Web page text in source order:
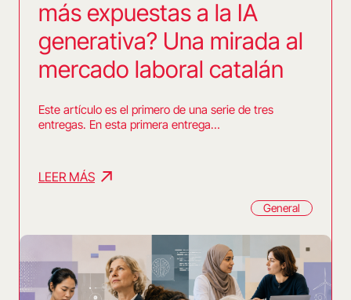
más expuestas a la IA
generativa? Una mirada al
mercado laboral catalán
Este artículo es el primero de una serie de tres
entregas. En esta primera entrega…
LEER MÁS
General